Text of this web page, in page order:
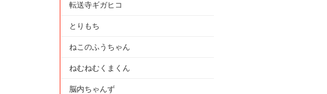
転送寺ギガヒコ
とりもち
ねこのふうちゃん
ねむねむくまくん
脳内ちゃんず